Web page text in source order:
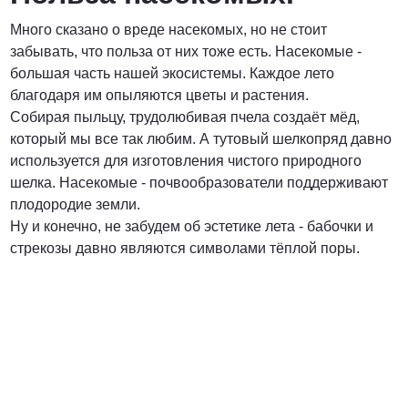
Много сказано о вреде насекомых, но не стоит
забывать, что польза от них тоже есть. Насекомые -
большая часть нашей экосистемы. Каждое лето
благодаря им опыляются цветы и растения.
Собирая пыльцу, трудолюбивая пчела создаёт мёд,
который мы все так любим. А тутовый шелкопряд давно
используется для изготовления чистого природного
шелка. Насекомые - почвообразователи поддерживают
плодородие земли.
Ну и конечно, не забудем об эстетике лета - бабочки и
стрекозы давно являются символами тёплой поры.